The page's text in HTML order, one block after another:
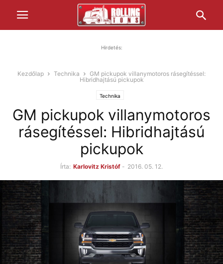
Hirdetés:
Kezdőlap Technika
GM pickupok villanymotoros rásegítéssel:
Hibridhajtású pickupok
Technika
GM pickupok villanymotoros
rásegítéssel: Hibridhajtású
pickupok
Írta: Karlovitz Kristóf - 2016. 05. 12.